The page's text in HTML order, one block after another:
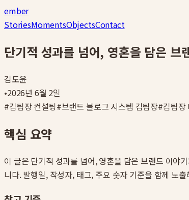
ember
StoriesMomentsObjectsContact
단기적 성과를 넘어, 영혼을 담은 브
김도윤
•2026년 6월 2일
#김팀장 컨설팅#브랜드 블로그 시스템 김팀장#김팀장
핵심 요약
이 글은 단기적 성과를 넘어, 영혼을 담은 브랜드 이야
니다. 발행일, 작성자, 태그, 주요 숫자 기준을 함께 노